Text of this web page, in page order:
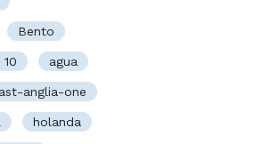
Bento
10 agua
anglia-one
holanda